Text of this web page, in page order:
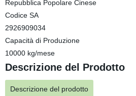
Repubblica Popolare Cinese
Codice SA
2926909034
Capacità di Produzione
10000 kg/mese
Descrizione del Prodotto
Descrizione del prodotto